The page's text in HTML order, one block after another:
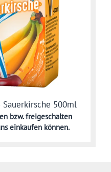
500ml
bzw. freigeschalten
einkaufen können.